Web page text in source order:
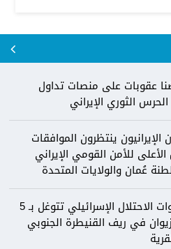
عقوبات على منصات تداول
الثوري الإيراني
ينتظرون الموافقات
للأمن القومي الإيراني
عُمان والولايات المتحدة
الإخبارية السورية: قوات الاحتلال الإسرائيلي تتوغل بـ 5
في ريف القنيطرة الجنوبي